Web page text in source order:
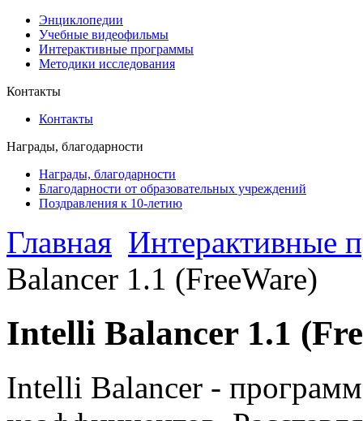
Энциклопедии
Учебные видеофильмы
Интерактивные программы
Методики исследования
Контакты
Контакты
Награды, благодарности
Награды, благодарности
Благодарности от образовательных учреждений
Поздравления к 10-летию
Главная Интерактивные
Balancer 1.1 (FreeWare)
Intelli Balancer 1.1
Intelli Balancer -